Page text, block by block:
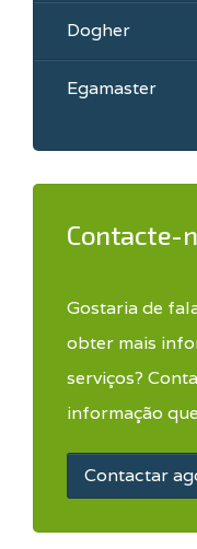
Dogher
Egamaster
Contacte-
Gostaria de
obter mais
serviços?
informação
Contactar